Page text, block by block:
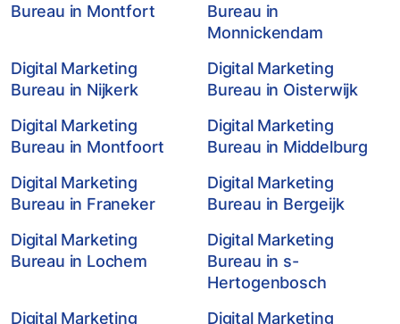
Bureau in Montfort
Bureau in
Monnickendam
Digital Marketing
Bureau in Nijkerk
Digital Marketing
Bureau in Oisterwijk
Digital Marketing
Bureau in Montfoort
Digital Marketing
Bureau in Middelburg
Digital Marketing
Bureau in Franeker
Digital Marketing
Bureau in Bergeijk
Digital Marketing
Bureau in Lochem
Digital Marketing
Bureau in s-
Hertogenbosch
Digital Marketing
Digital Marketing